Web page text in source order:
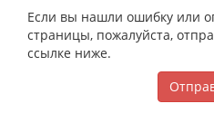
Если вы нашли ошибку или
страницы, пожалуйста,
ссылке ниже.